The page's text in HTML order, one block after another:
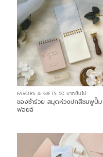
FAVORS & GIFTS 50 บาทขึ้นไป
ของชำร่วย สมุดห่วงปกสีชมพูปั๊ม
ฟอยล์